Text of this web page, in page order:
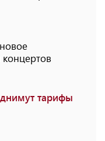
тарифы